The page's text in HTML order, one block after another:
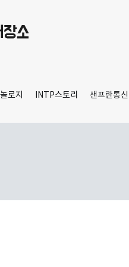
로지 INTP스토리 샌프란통신